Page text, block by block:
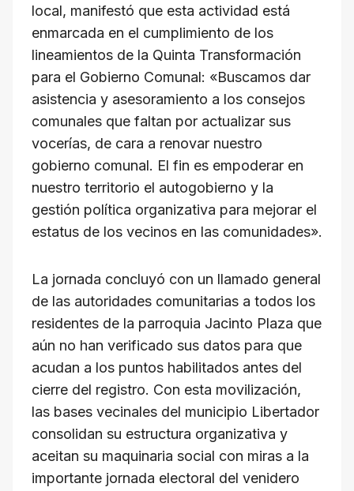
local, manifestó que esta actividad está
enmarcada en el cumplimiento de los
lineamientos de la Quinta Transformación
para el Gobierno Comunal: «Buscamos dar
asistencia y asesoramiento a los consejos
comunales que faltan por actualizar sus
vocerías, de cara a renovar nuestro
gobierno comunal. El fin es empoderar en
nuestro territorio el autogobierno y la
gestión política organizativa para mejorar el
estatus de los vecinos en las comunidades».
La jornada concluyó con un llamado general
de las autoridades comunitarias a todos los
residentes de la parroquia Jacinto Plaza que
aún no han verificado sus datos para que
acudan a los puntos habilitados antes del
cierre del registro. Con esta movilización,
las bases vecinales del municipio Libertador
consolidan su estructura organizativa y
aceitan su maquinaria social con miras a la
importante jornada electoral del venidero